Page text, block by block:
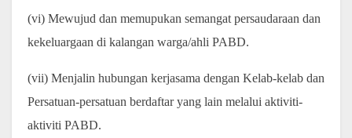
(vi) Mewujud dan memupukan semangat persaudaraan dan
kekeluargaan di kalangan warga/ahli PABD.
(vii) Menjalin hubungan kerjasama dengan Kelab-kelab dan
Persatuan-persatuan berdaftar yang lain melalui aktiviti-
aktiviti PABD.